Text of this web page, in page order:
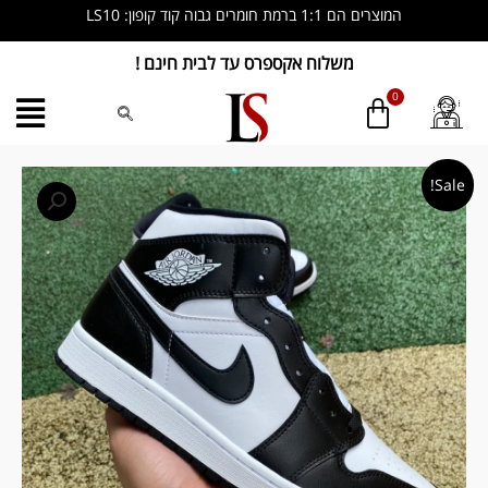
לתוכן
המוצרים הם 1:1 ברמת חומרים גבוה קוד קופון: LS10
משלוח אקספרס עד לבית חינם !
Sale!
המחיר
המקורי
היה:
₪ 599.00.
המחיר
הנוכחי
הוא:
₪ 579.00.
כמות
של
Nike
Air
Jordan
1
Mid
Carbon
Fiber